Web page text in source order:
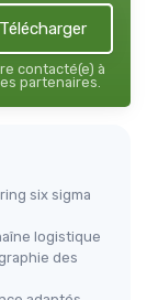
contacté(e) à
partenaires.
six sigma
logistique
des